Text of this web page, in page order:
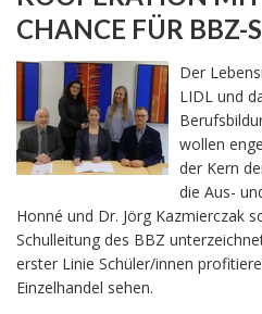
CHANCE FÜR BBZ-
Der
LIDL und
wollen
der Kern
die Aus-
Honné und Dr. Jörg Kazmierczak
Schulleitung des BBZ
erster Linie Schüler/innen
Einzelhandel sehen.